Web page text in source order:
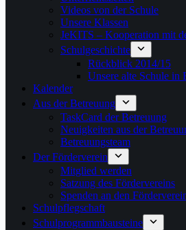
Videos von der Schule
Unsere Klassen
JeKITS – Kooperation mit
Schulgeschichte
Rückblick 2014/15
Unsere alte Schule in
Kalender
Aus der Betreuung
TaskCard der Betreuung
Neuigkeiten aus der
Betreuungsteam
Der Förderverein
Mitglied werden
Satzung des Fördervereins
Spenden an den
Schulpflegschaft
Schulprogrammbausteine